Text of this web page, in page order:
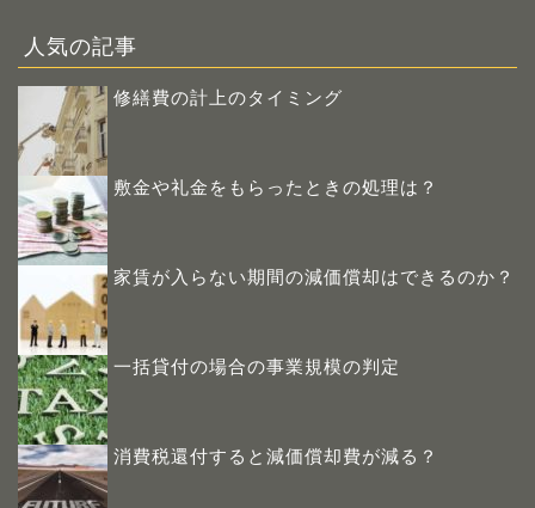
人気の記事
修繕費の計上のタイミング
敷金や礼金をもらったときの処理は？
家賃が入らない期間の減価償却はできるのか？
一括貸付の場合の事業規模の判定
消費税還付すると減価償却費が減る？